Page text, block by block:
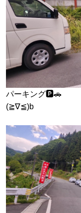
パーキング🅿️🚗
(≧∇≦)b